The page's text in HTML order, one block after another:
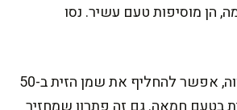
הן מוסיפות טעם עשיר. נסו
לגרסה עוד יותר פרווה, אפשר להחליף את שמן הזית ב-50